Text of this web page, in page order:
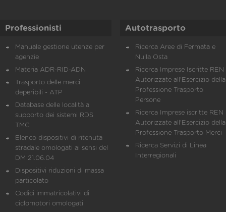
Professionisti
Manuale gestione utenze per
agenzie
Materia ADR-RID-ADN
Trasporto delle merci
deperibili - ATP
Database delle località a
supporto dei sistemi RDS
TMC
Elenco dispositivi di ritenuta
stradale omologati ai sensi del
DM 21.06.04
Dispositivi riduzioni di massa
particolato
Codici immatricolativi di
ciclomotori omologati
Autotrasporto
Ricerca Aree di Fermata e
Nulla Osta
Ricerca Imprese Iscritte REN
Autorizzate all'Esercizio della
Professione Trasporto
Persone
Ricerca Imprese iscritte REN
Autorizzate all'Esercizio della
Professione Trasporto Merci
Ricerca Servizi di Linea
Interregionali